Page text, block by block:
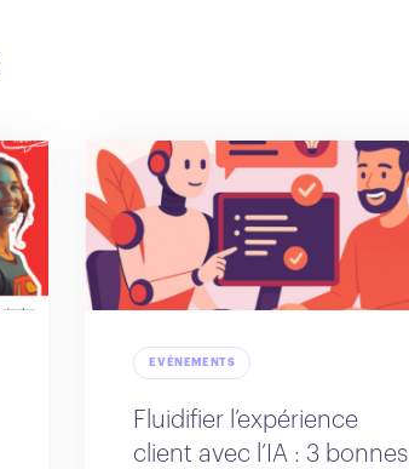
EVÉNEMENTS
Fluidifier l’expérience
client avec l’IA : 3 bonnes